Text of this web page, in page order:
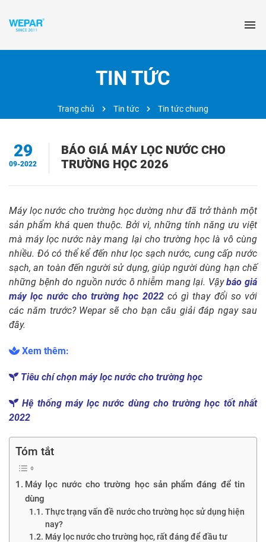
TIN TỨC
Trang chủ Tin tức Tin tức chung
29
09-2022
BÁO GIÁ MÁY LỌC NƯỚC CHO
TRƯỜNG HỌC 2026
Máy lọc nước cho trường học dường như đã trở thành một
sản phẩm khá quen thuộc. Bởi vì, những tính năng ưu việt
mà máy lọc nước này mang lại cho trường học là vô cùng
nhiều. Đó có thể kể đến như lọc sạch nước, cung cấp nước
sạch, an toàn đến người sử dụng, giúp người dùng hạn chế
những bệnh do nguồn nước ô nhiễm mang lại. Vậybáo giá
máy lọc nước cho trường học 2022có gì thay đổi so với
các năm trước? Wepar sẽ cho bạn câu giải đáp ngay sau
đây.
Xem thêm:
Tiêu chí chọn máy lọc nước cho trường học
Hệ thống máy lọc nước dùng cho trường học tốt nhất
2022
Tóm tắt
Máy lọc nước cho trường học sản phẩm đáng để tin
dùng
Thực trạng vấn đề nước cho trường học sử dụng hiện
nay?
Máy lọc nước cho trường học, rất đáng để đầu tư